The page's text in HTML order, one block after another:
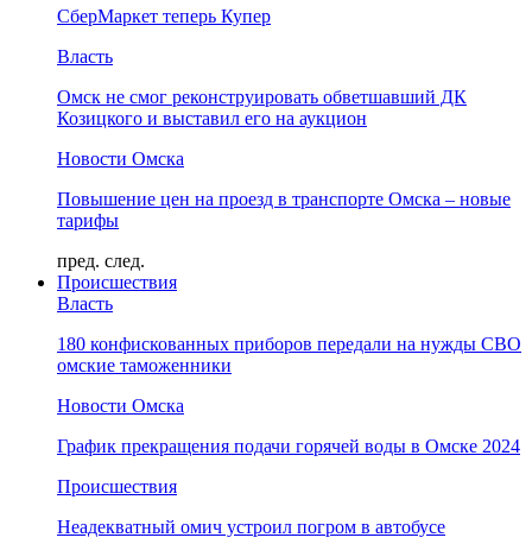
СберМаркет теперь Купер
Власть
Омск не смог реконструировать обветшавший ДК
Козицкого и выставил его на аукцион
Новости Омска
Повышение цен на проезд в транспорте Омска – новые
тарифы
пред. след.
Происшествия
Власть
180 конфискованных приборов передали на нужды СВО
омские таможенники
Новости Омска
График прекращения подачи горячей воды в Омске 2024
Происшествия
Неадекватный омич устроил погром в автобусе